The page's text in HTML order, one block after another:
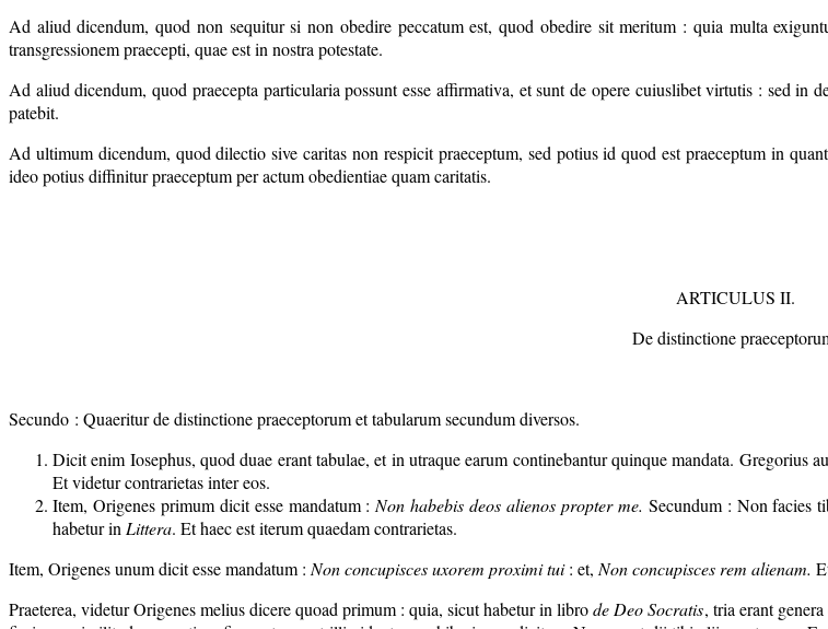
Ad aliud dicendum, quod non sequitur si non obedire peccatum est, quod obedire sit meritum : quia multa
transgressionem praecepti, quae est in nostra potestate.
Ad aliud dicendum, quod praecepta particularia possunt esse affirmativa, et sunt de opere cuiuslibet virtutis : sed
patebit.
Ad ultimum dicendum, quod dilectio sive caritas non respicit praeceptum, sed potius id quod est praeceptum in
ideo potius diffinitur praeceptum per actum obedientiae quam caritatis.
ARTICULUS II.
De distinctione
Secundo : Quaeritur de distinctione praeceptorum et tabularum secundum diversos.
Dicit enim Iosephus, quod duae erant tabulae, et in utraque earum continebantur quinque mandata.
Et videtur contrarietas inter eos.
Item, Origenes primum dicit esse mandatum : Non habebis deos alienos propter me. Secundum : Non facies
habetur in Littera. Et haec est iterum quaedam contrarietas.
Item, Origenes unum dicit esse mandatum : Non concupisces uxorem proximi tui: et, Non concupisces rem alienam.
Praeterea, videtur Origenes melius dicere quoad primum : quia, sicut habetur in librode Deo Socratis, tria erant